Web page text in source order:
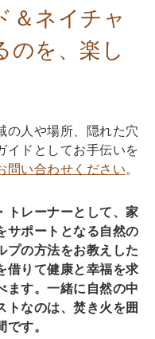
＆ネイチャ
のを、楽し
の人や場所、隠れた穴
イドとしてお手伝いを
問い合わせください。
トレーナーとして、家
サポートとなる自然の
プの方法をお教えした
借りて健康と幸福を求
ます。一緒に自然の中
トなのは、焚き火を囲
す。